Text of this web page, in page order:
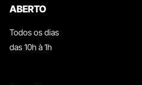
ABERTO
Todos os dias
das 10h à 1h